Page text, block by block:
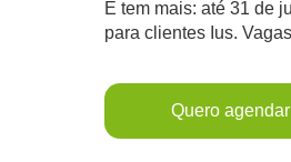
E tem mais: até 31 de
para clientes Ius.
Quero